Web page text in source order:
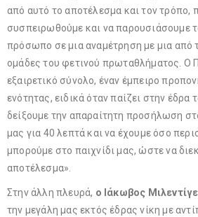
από αυτό το αποτέλεσμα και τον τρόπο,
συσπειρωθούμε και να παρουσιάσουμε
πρόσωπο σε μια αναμέτρηση με μια από
ομάδες του φετινού πρωταθλήματος. Ο
εξαιρετικό σύνολο, έναν έμπειρο
ενότητας, ειδικά όταν παίζει στην έδρα
δείξουμε την απαραίτητη προσήλωση
μας για 40 λεπτά και να έχουμε όσο
μπορούμε στο παιχνίδι μας, ώστε να
αποτέλεσμα».
Στην άλλη πλευρά, ο Ιάκωβος
την μεγάλη μας εκτός έδρας νίκη με